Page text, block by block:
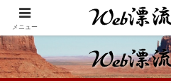
アメリカ・インディアンの思想・生き方
からの情報
メニュー